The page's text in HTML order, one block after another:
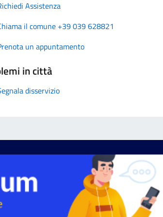
Assistenza
il comune +39 039 628821
un appuntamento
in città
disservizio